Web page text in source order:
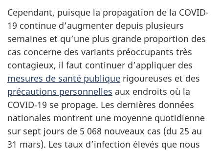
Cependant, puisque la propagation de la COVID-
19 continue d’augmenter depuis plusieurs
semaines et qu’une plus grande proportion des
cas concerne des variants préoccupants très
contagieux, il faut continuer d’appliquer des
mesures de santé publique rigoureuses et des
précautions personnelles aux endroits où la
COVID‑19 se propage. Les dernières données
nationales montrent une moyenne quotidienne
sur sept jours de 5 068 nouveaux cas (du 25 au
31 mars). Les taux d’infection élevés que nous